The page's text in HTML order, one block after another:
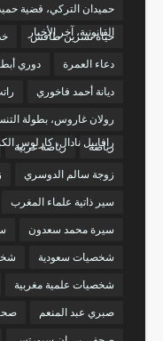
حميدان التركي، قضية
القانونية، آخر الأخبار
حياة نسرين طافش
دعاء العمرة دوري
ديانة أحمد فاخوري
رولان غاروس، بطولة
رافاييل نادال، كارلوس
رياضة رياضة عربية
زوجة سالم الدوسري
سير ذاتية علماء المغرب
سيرة محمد سعدون
شخصيات سعودية
شخصيات علمية مغربية
صبري عبد المنعم